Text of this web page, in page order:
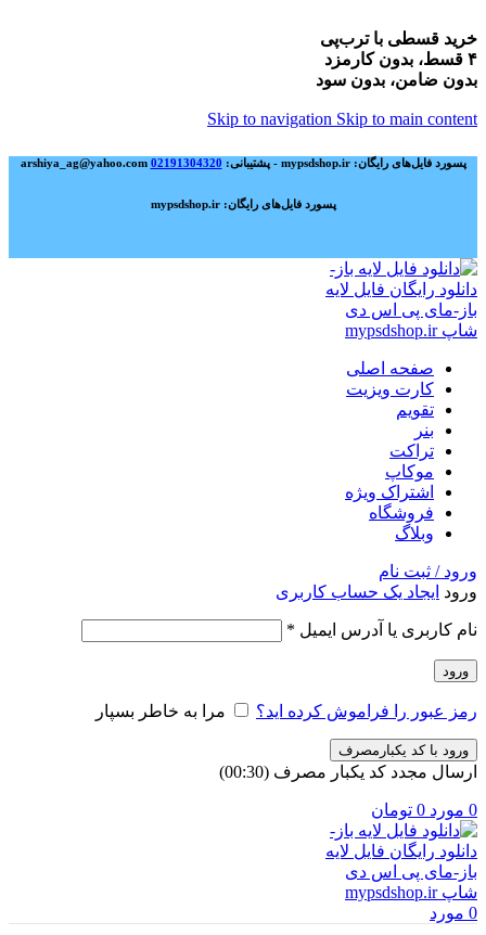
خرید قسطی با ترب‌پی
۴ قسط، بدون کارمزد
بدون ضامن، بدون سود
Skip to navigation Skip to main content
پسورد فایل‌های رایگان: mypsdshop.ir - پشتیبانی: arshiya_ag@yahoo.com 02191304320
پسورد فایل‌های رایگان: mypsdshop.ir
صفحه اصلی
کارت ویزیت
تقویم
بنر
تراکت
موکاپ
اشتراک ویژه
فروشگاه
وبلاگ
ورود / ثبت نام
ورود ایجاد یک حساب کاربری
نام کاربری یا آدرس ایمیل *
ورود
رمز عبور را فراموش کرده اید؟ مرا به خاطر بسپار
ورود با کد یکبارمصرف
ارسال مجدد کد یکبار مصرف (00:
30
)
0 مورد 0 تومان
0 مورد